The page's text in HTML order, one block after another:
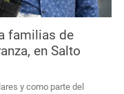
familias de
en Salto
y como parte del